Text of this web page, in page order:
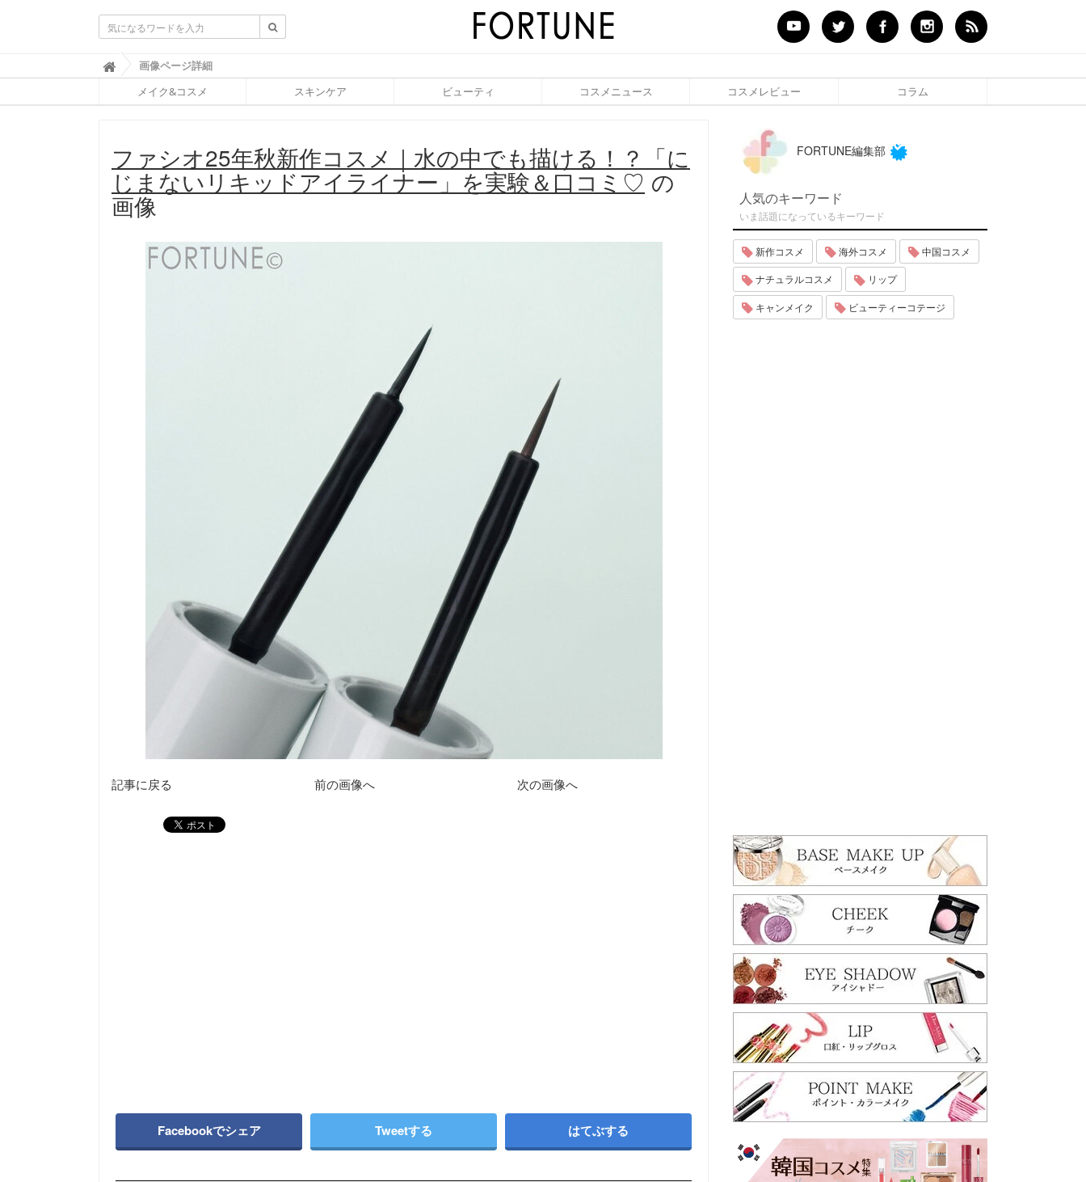
ふ
ぉ
ち
(
F
O
R
T
画像ページ詳細
メイク&コスメ スキンケア ビューティ コスメニュース コスメレビュー コラム
ファシオ25年秋新作コスメ｜水の中でも描ける！？「に
じまないリキッドアイライナー」を実験＆口コミ♡ の
画像
記事に戻る 前の画像へ 次の画像へ
Facebookでシェア Tweetする はてぶする
FORTUNE編集部
人気のキーワード
いま話題になっているキーワード
新作コスメ 海外コスメ 中国コスメ
ナチュラルコスメ リップ
キャンメイク ビューティーコテージ